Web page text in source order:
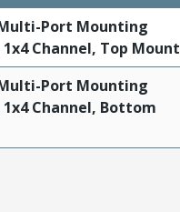
Port Mounting
Channel, Top Mount
Port Mounting
Channel, Bottom